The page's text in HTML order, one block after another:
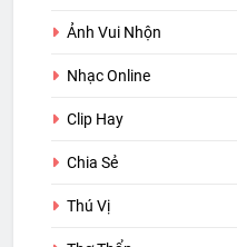
Ảnh Vui Nhộn
Nhạc Online
Clip Hay
Chia Sẻ
Thú Vị